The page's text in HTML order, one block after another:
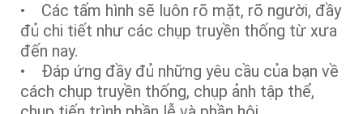
• Các tấm hình sẽ luôn rõ mặt, rõ người, đầy
đủ chi tiết như các chụp truyền thống từ xưa
đến nay.
• Đáp ứng đầy đủ những yêu cầu của bạn về
cách chụp truyền thống, chụp ảnh tập thể,